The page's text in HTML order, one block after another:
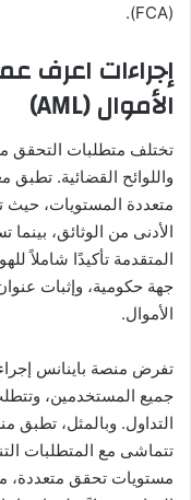
(FCA).
الأموال (AML)
تختلف متطلبات التحقق
واللوائح القضائية.
متعددة المستويات،
الأدنى من الوثائق،
المتقدمة تأكيدًا شاملاً
جهة حكومية، وإثبات
الأموال.
جميع المستخدمين،
التداول. وبالمثل،
تتماشى مع المتطلبات
مستويات تحقق متعددة،